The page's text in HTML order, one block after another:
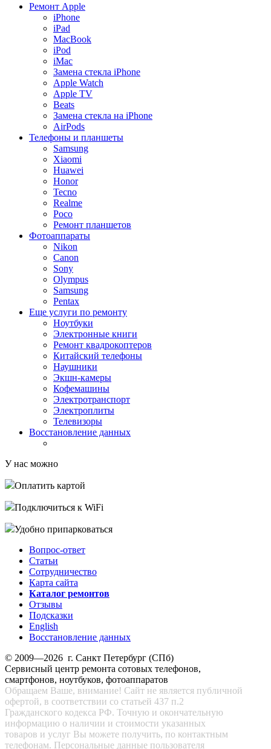
Ремонт Apple
iPhone
iPad
MacBook
iPod
iMac
Замена стекла iPhone
Apple Watch
Apple TV
Beats
Замена стекла на iPhone
AirPods
Телефоны и планшеты
Samsung
Xiaomi
Huawei
Honor
Tecno
Realme
Poco
Ремонт планшетов
Фотоаппараты
Nikon
Canon
Sony
Olympus
Samsung
Pentax
Еще услуги по ремонту
Ноутбуки
Электронные книги
Ремонт квадрокоптеров
Китайский телефоны
Наушники
Экшн-камеры
Кофемашины
Электротранспорт
Электроплиты
Телевизоры
Восстановление данных
У нас можно
Оплатить картой
Подключиться к WiFi
Удобно припарковаться
Вопрос-ответ
Статьи
Сотрудничество
Карта сайта
Каталог ремонтов
Отзывы
Подсказки
English
Восстановление данных
© 2009—2026 г. Санкт Петербург (СПб)
Сервисный центр ремонта сотовых телефонов,
смартфонов, ноутбуков, фотоаппаратов
Обращаем Ваше, внимание! Сайт не является публичной
офертой, в соответствии со статьей 437 п.2
Гражданского кодекса РФ. Точную и окончательную
информацию о наличии и стоимости указанных
товаров и услуг Вы можете получить, по контактным
телефонам. Персональные данные пользователя